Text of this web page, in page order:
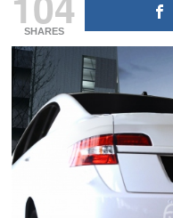
SHARES